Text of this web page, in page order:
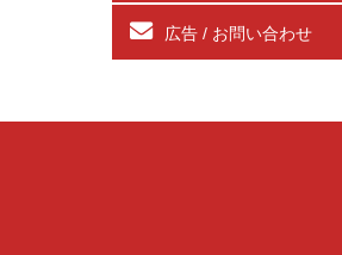
広告 / お問い合わせ